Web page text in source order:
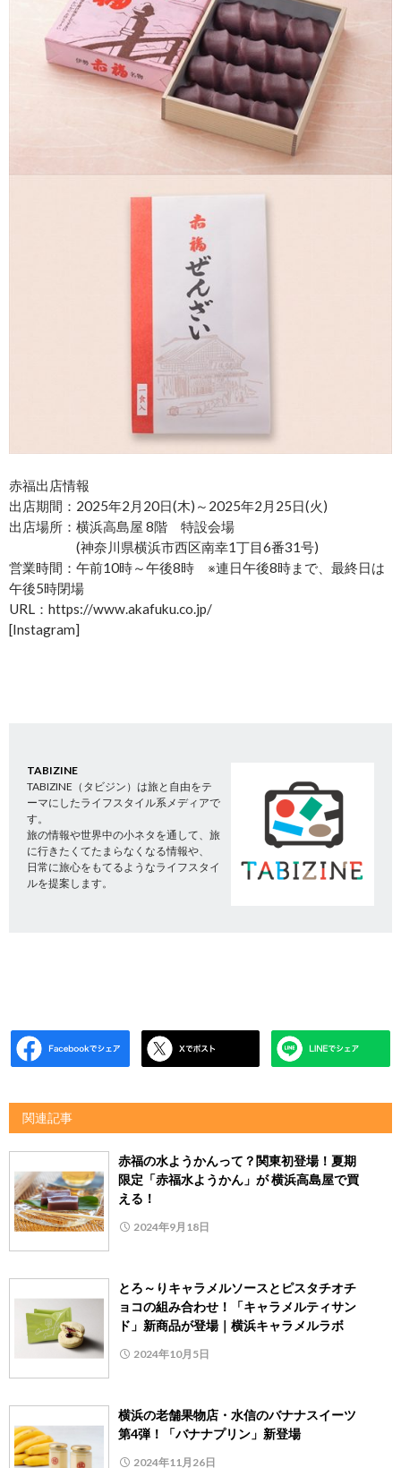
赤福出店情報
出店期間：2025年2月20日(木)～2025年2月25日(火)
出店場所：横浜高島屋 8階 特設会場
(神奈川県横浜市西区南幸1丁目6番31号)
営業時間：午前10時～午後8時 ※連日午後8時まで、最終日は
午後5時閉場
URL：https://www.akafuku.co.jp/
[Instagram]
TABIZINE
TABIZINE（タビジン）は旅と自由をテ
ーマにしたライフスタイル系メディアで
す。
旅の情報や世界中の小ネタを通して、旅
に行きたくてたまらなくなる情報や、
日常に旅心をもてるようなライフスタイ
ルを提案します。
関連記事
赤福の水ようかんって？関東初登場！夏期
限定「赤福水ようかん」が 横浜高島屋で買
える！
2024年9月18日
とろ～りキャラメルソースとピスタチオチ
ョコの組み合わせ！「キャラメルティサン
ド」新商品が登場｜横浜キャラメルラボ
2024年10月5日
横浜の老舗果物店・水信のバナナスイーツ
第4弾！「バナナプリン」新登場
2024年11月26日